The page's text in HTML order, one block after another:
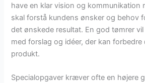
have en klar vision og kommunikation
skal forstå kundens ønsker og behov
det ønskede resultat. En god tømrer
med forslag og idéer, der kan forbedre
produkt.
Specialopgaver kræver ofte en højere